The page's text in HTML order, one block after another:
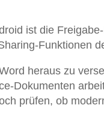
ist die
Funktionen
heraus zu
Dokumenten
prüfen, ob